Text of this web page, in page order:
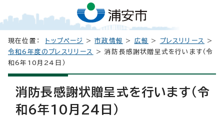
現在位置： トップページ >市政情報 > 広報 > プレスリリース
>
令和6年度のプレスリリース
> 消防長感謝状贈呈式を行います（令
和6年10月24日）
消防長感謝状贈呈式を行います（令
和6年10月24日）